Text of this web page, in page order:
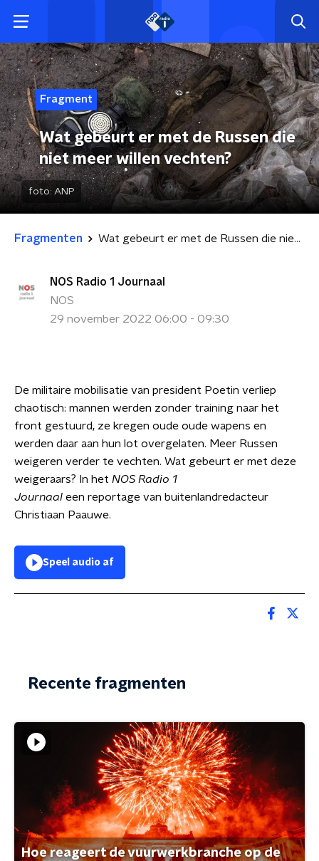
Fragment
Wat gebeurt er met de Russen die
niet meer willen vechten?
foto: ANP
Fragmenten Wat gebeurt er met de Russen die niet meer willen vechten?
NOS Radio 1 Journaal
NOS
29 november 2022 06:00 - 09:30
De militaire mobilisatie van president Poetin verliep
chaotisch: mannen werden zonder training naar het
front gestuurd, ze kregen oude oude wapens en
werden daar aan hun lot overgelaten. Meer Russen
weigeren verder te vechten. Wat gebeurt er met deze
weigeraars? In het NOS Radio 1
Journaal een reportage van buitenlandredacteur
Christiaan Paauwe.
Speel audio af
Recente fragmenten
Hoe reageert de vuurwerkbranche op de